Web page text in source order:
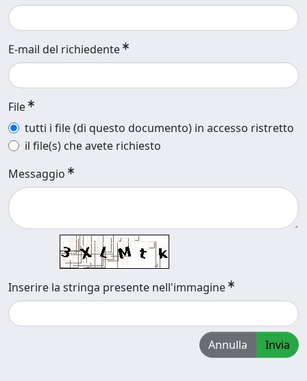
E-mail del richiedente
File
tutti i file (di questo documento) in accesso ristretto
il file(s) che avete richiesto
Messaggio
Inserire la stringa presente nell'immagine
Annulla Invia